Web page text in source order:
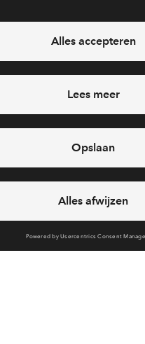
Ja, ik wil mij
vraag en wil je direct
712 27 21
per week beschikbaar
feestdagen)
maandag zijn we
bereikbaar